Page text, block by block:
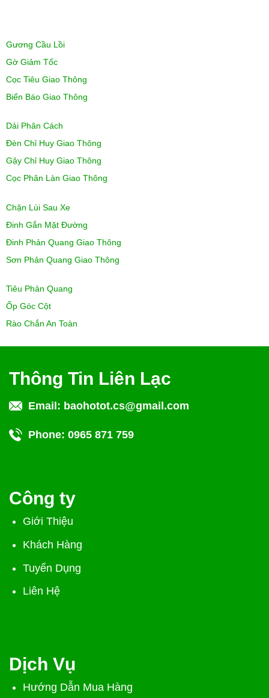
Gương Cầu Lồi
Gờ Giảm Tốc
Cọc Tiêu Giao Thông
Biển Báo Giao Thông
Dải Phân Cách
Đèn Chỉ Huy Giao Thông
Gậy Chỉ Huy Giao Thông
Cọc Phân Làn Giao Thông
Chặn Lùi Sau Xe
Đinh Gắn Mặt Đường
Đinh Phản Quang Giao Thông
Sơn Phản Quang Giao Thông
Tiêu Phản Quang
Ốp Góc Cột
Rào Chắn An Toàn
Thông Tin Liên Lạc
Email: baohotot.cs@gmail.com
Phone: 0965 871 759
Công ty
Giới Thiệu
Khách Hàng
Tuyển Dụng
Liên Hệ
Dịch Vụ
Hướng Dẫn Mua Hàng